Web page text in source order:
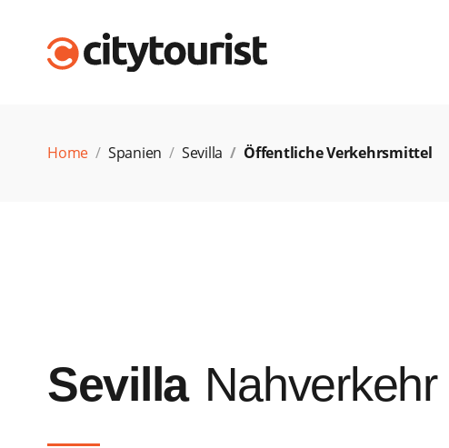
Home Spanien Sevilla Öffentliche Verkehrsmittel
Sevilla Nahverkehr